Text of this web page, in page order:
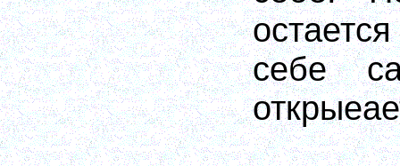
себе